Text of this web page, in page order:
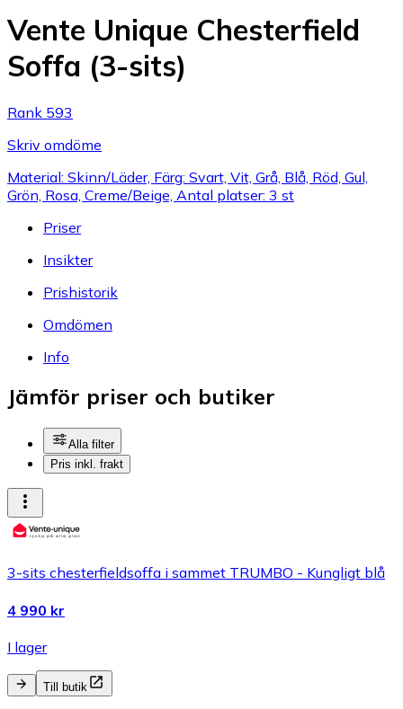
Vente Unique Chesterfield
Soffa (3-sits)
Rank 593
Skriv omdöme
Material: Skinn/Läder, Färg: Svart, Vit, Grå, Blå, Röd, Gul,
Grön, Rosa, Creme/Beige, Antal platser: 3 st
Priser
Insikter
Prishistorik
Omdömen
Info
Jämför priser och butiker
Alla filter
Pris inkl. frakt
3-sits chesterfieldsoffa i sammet TRUMBO - Kungligt blå
4 990 kr
I lager
Till butik